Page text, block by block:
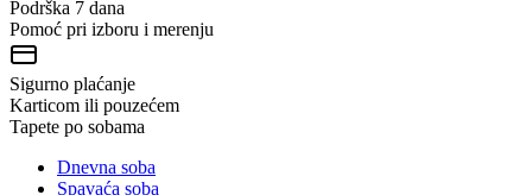
Podrška 7 dana
Pomoć pri izboru i merenju
Sigurno plaćanje
Karticom ili pouzećem
Tapete po sobama
Dnevna soba
Spavaća soba